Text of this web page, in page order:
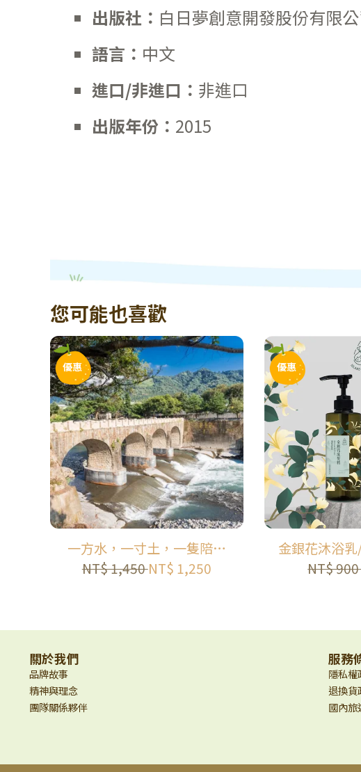
出版社： 白日夢創意開發股份有限
語言： 中文
進口/非進口： 非進口
出版年份： 2015
您可能也喜歡
優惠
一方水，一寸土，一隻陪米
長大的小黃鴨｜米的一生半
NT$ 1,450NT$ 1,250
優惠
金銀花沐浴
花神｜
NT$
關於我們
品牌故事
精神與理念
團隊關係夥伴
服務
隱私權
退換貨
國內旅